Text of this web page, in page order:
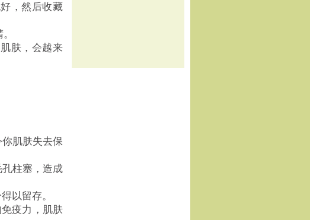
，然后收藏
肤，会越来
肌肤失去保
柱塞，造成
以留存。
疫力，肌肤